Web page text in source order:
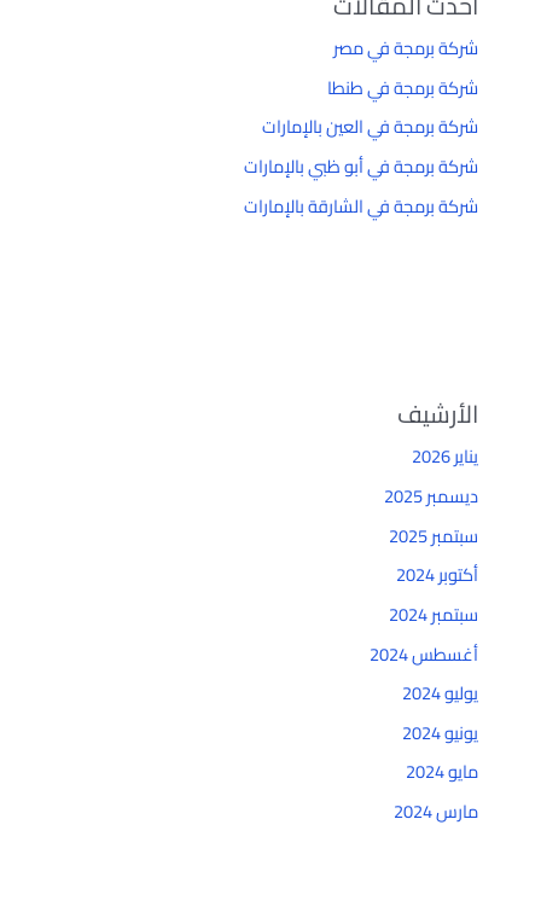
شركة برمجة في مصر
شركة برمجة في طنطا
شركة برمجة في العين بالإمارات
شركة برمجة في أبو ظبي بالإمارات
شركة برمجة في الشارقة بالإمارات
الأرشيف
يناير 2026
ديسمبر 2025
سبتمبر 2025
أكتوبر 2024
سبتمبر 2024
أغسطس 2024
يوليو 2024
يونيو 2024
مايو 2024
مارس 2024